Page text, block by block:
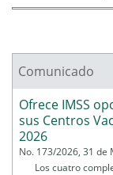
Comunicado
Ofrece IMSS
sus Centros
2026
No. 173/2026, 31 de
Los cuatro
Páginas